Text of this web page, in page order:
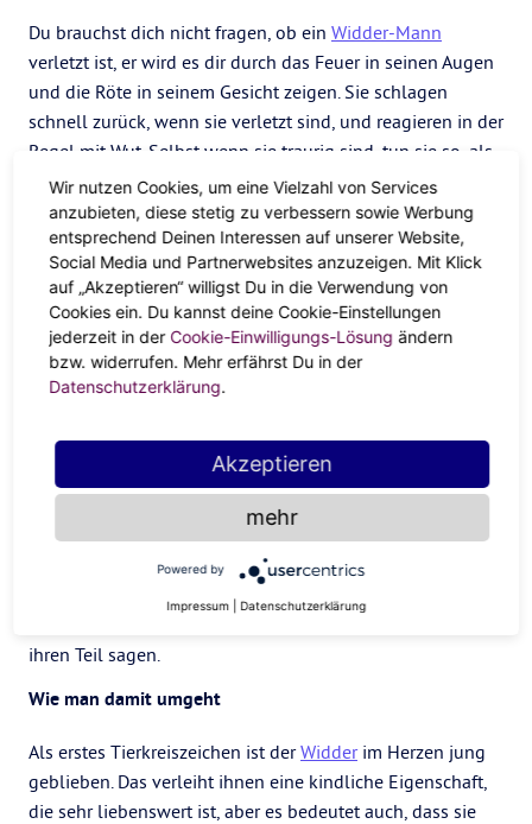
Du brauchst dich nicht fragen, ob ein Widder-Mann
verletzt ist, er wird es dir durch das Feuer in seinen Augen
und die Röte in seinem Gesicht zeigen. Sie schlagen
schnell zurück, wenn sie verletzt sind, und reagieren in der
Regel mit Wut. Selbst wenn sie traurig sind, tun sie so, als
ob sie wütend wären. Sie sind impulsiv und stürzen sich in
einen Kampf, greifen andere an und verteidigen sich. Es
kann sehr heftig werden, da sie Dinge tun oder sagen, die
sie später bereuen werden.
Frau
Wie Widder-Männer sind auchWidder-Frauen
leidenschaftlich und wollen ihre Gefühle nicht verbergen.
Ort Schluss, sie wird eine Szene machen. Wenn sie wütend
oder verletzt sind, scheuen sie sich nicht, eine oder zwei
Brücken niederzureißen – auch wenn sie es in ein paar
Stunden bereuen werden. Sie sind nicht davor gefeit, nach
einem Streit dein Auto zu zerkratzen, oder in der Hitze des
Gefechts deine Klamotten wegzuschmeißen. Wenn sie sich
ihren Teil sagen.
Wie man damit umgeht
Als erstes Tierkreiszeichen ist derWidderim Herzen jung
geblieben. Das verleiht ihnen eine kindliche Eigenschaft,
die sehr liebenswert ist, aber es bedeutet auch, dass sie
Wir nutzen Cookies, um eine Vielzahl von Services
anzubieten, diese stetig zu verbessern sowie Werbung
entsprechend Deinen Interessen auf unserer Website,
Social Media und Partnerwebsites anzuzeigen. Mit Klick
auf „Akzeptieren“ willigst Du in die Verwendung von
Cookies ein. Du kannst deine Cookie-Einstellungen
jederzeit in der Cookie-Einwilligungs-Lösung ändern
bzw. widerrufen. Mehr erfährst Du in der
Datenschutzerklärung.
Akzeptieren
mehr
Powered by
Impressum Datenschutzerklärung